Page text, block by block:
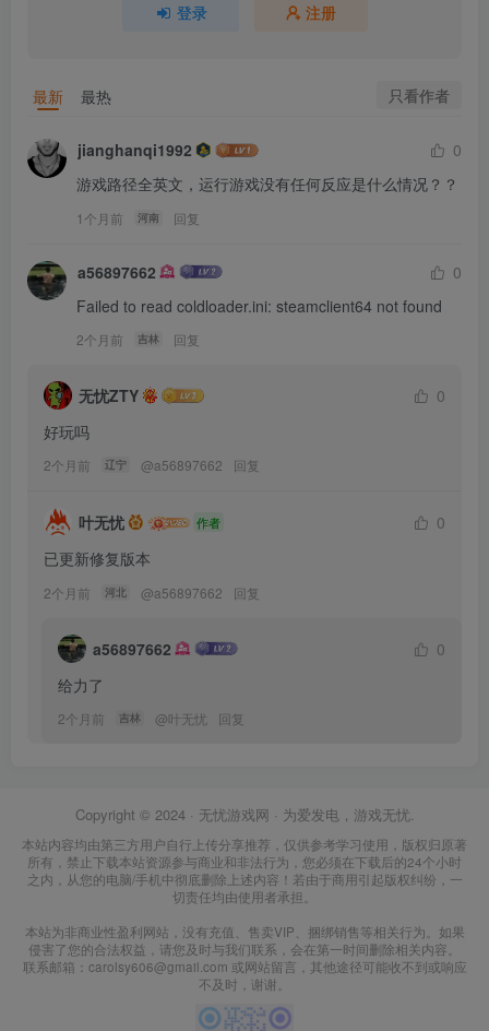
登录 注册
最新 最热 只看作者
jianghanqi1992
0
游戏路径全英文，运行游戏没有任何反应是什么情况？？
1个月前 河南 回复
a56897662
0
Failed to read coldloader.ini: steamclient64 not found
2个月前 吉林 回复
无忧ZTY
0
好玩吗
2个月前 辽宁 @a56897662 回复
叶无忧 作者
0
已更新修复版本
2个月前 河北 @a56897662 回复
a56897662
0
给力了
2个月前 吉林 @叶无忧 回复
Copyright © 2024 · 无忧游戏网 · 为爱发电，游戏无忧.
本站内容均由第三方用户自行上传分享推荐，仅供参考学习使用，版权归原著
所有，禁止下载本站资源参与商业和非法行为，您必须在下载后的24个小时
之内，从您的电脑/手机中彻底删除上述内容！若由于商用引起版权纠纷，一
切责任均由使用者承担。
本站为非商业性盈利网站，没有充值、售卖VIP、捆绑销售等相关行为。如果
侵害了您的合法权益，请您及时与我们联系，会在第一时间删除相关内容。
联系邮箱：carolsy606@gmail.com 或网站留言，其他途径可能收不到或响应
不及时，谢谢。